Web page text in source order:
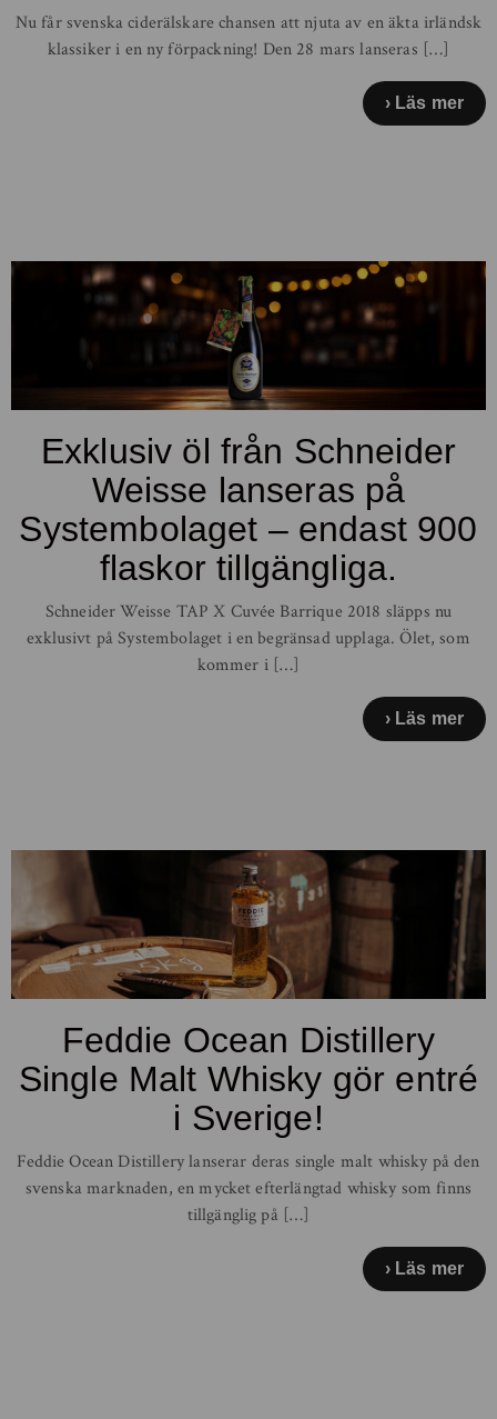
Nu får svenska ciderälskare chansen att njuta av en äkta irländsk
klassiker i en ny förpackning! Den 28 mars lanseras […]
Läs mer
Exklusiv öl från Schneider
Weisse lanseras på
Systembolaget – endast 900
flaskor tillgängliga.
Schneider Weisse TAP X Cuvée Barrique 2018 släpps nu
exklusivt på Systembolaget i en begränsad upplaga. Ölet, som
kommer i […]
Läs mer
Feddie Ocean Distillery
Single Malt Whisky gör entré
i Sverige!
Feddie Ocean Distillery lanserar deras single malt whisky på den
svenska marknaden, en mycket efterlängtad whisky som finns
tillgänglig på […]
Läs mer